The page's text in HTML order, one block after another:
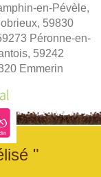
en-Pévèle,
59830
Péronne-en-
59242
Emmerin
"